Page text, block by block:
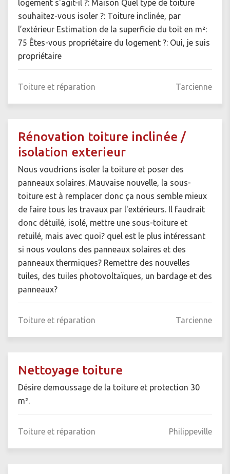
logement s'agit-il ?: Maison Quel type de toiture
souhaitez-vous isoler ?: Toiture inclinée, par
l’extérieur Estimation de la superficie du toit en m²:
75 Êtes-vous propriétaire du logement ?: Oui, je suis
propriétaire
Toiture et réparation Tarcienne
Rénovation toiture inclinée /
isolation exterieur
Nous voudrions isoler la toiture et poser des
panneaux solaires. Mauvaise nouvelle, la sous-
toiture est à remplacer donc ça nous semble mieux
de faire tous les travaux par l'extérieurs. Il faudrait
donc détuilé, isolé, mettre une sous-toiture et
retuilé, mais avec quoi? quel est le plus intéressant
si nous voulons des panneaux solaires et des
panneaux thermiques? Remettre des nouvelles
tuiles, des tuiles photovoltaïques, un bardage et des
panneaux?
Toiture et réparation Tarcienne
Nettoyage toiture
Désire demoussage de la toiture et protection 30
m².
Toiture et réparation Philippeville